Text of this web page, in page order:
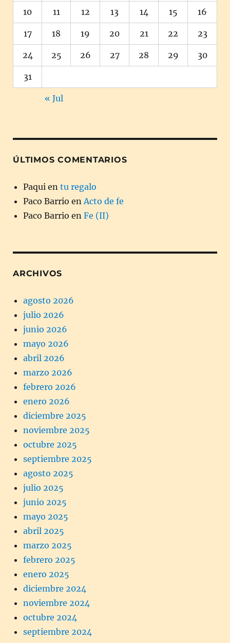
10 11 12 13 14 15 16
17 18 19 20 21 22 23
24 25 26 27 28 29 30
31
« Jul
ÚLTIMOS COMENTARIOS
Paqui en tu regalo
Paco Barrio en Acto de fe
Paco Barrio en Fe (II)
ARCHIVOS
agosto 2026
julio 2026
junio 2026
mayo 2026
abril 2026
marzo 2026
febrero 2026
enero 2026
diciembre 2025
noviembre 2025
octubre 2025
septiembre 2025
agosto 2025
julio 2025
junio 2025
mayo 2025
abril 2025
marzo 2025
febrero 2025
enero 2025
diciembre 2024
noviembre 2024
octubre 2024
septiembre 2024